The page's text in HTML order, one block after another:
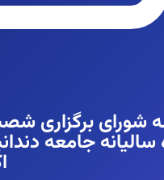
شورای برگزاری
سالیانه جامعه